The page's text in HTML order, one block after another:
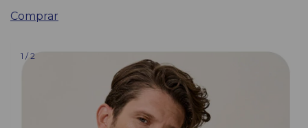
Comprar
1 / 2